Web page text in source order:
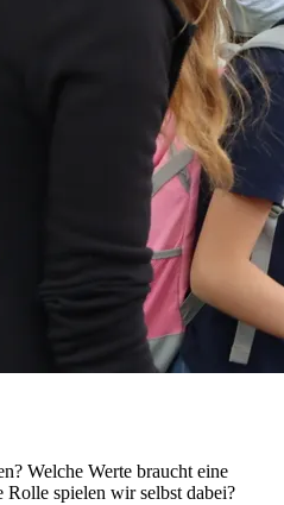
Welche Werte braucht eine
spielen wir selbst dabei?